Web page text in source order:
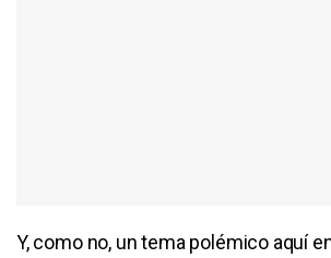
Y, como no, un tema polémico aquí